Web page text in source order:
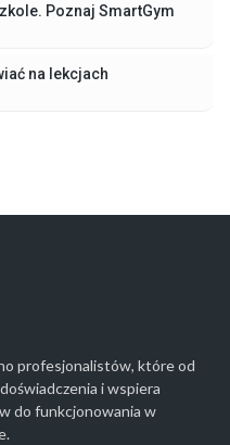
Poznaj SmartGym
na lekcjach
profesjonalistów, które od
i wspiera
do funkcjonowania w